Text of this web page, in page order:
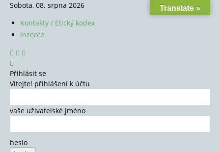
Sobota, 08. srpna 2026
Kontakty / Etický kodex
Inzerce
Přihlásit se
Vítejte! přihlášení k účtu
vaše uživatelské jméno
heslo
Translate »